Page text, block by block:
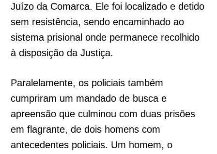
Juízo da Comarca. Ele foi localizado e detido
sem resistência, sendo encaminhado ao
sistema prisional onde permanece recolhido
à disposição da Justiça.
Paralelamente, os policiais também
cumpriram um mandado de busca e
apreensão que culminou com duas prisões
em flagrante, de dois homens com
antecedentes policiais. Um homem, o